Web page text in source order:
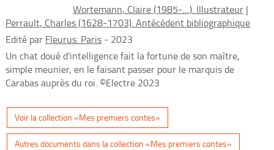
Wortemann, Claire (1985-....). Illustrateur |
Perrault, Charles (1628-1703). Antécédent bibliographique
Edité par Fleurus. Paris - 2023
Un chat doué d'intelligence fait la fortune de son maître,
simple meunier, en le faisant passer pour le marquis de
Carabas auprès du roi. ©Electre 2023
Voir la collection «Mes premiers contes»
Autres documents dans la collection «Mes premiers contes»